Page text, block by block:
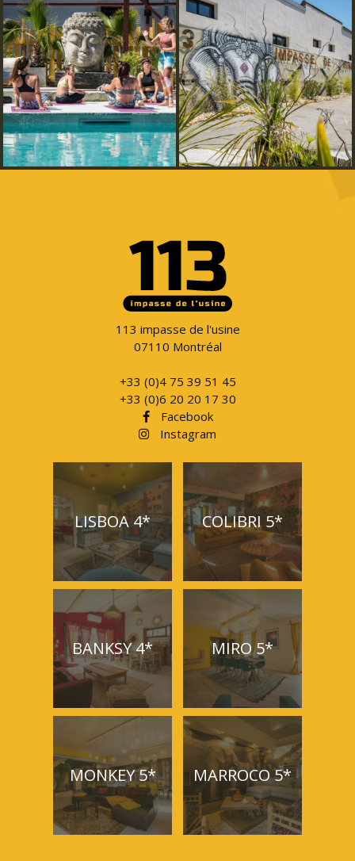
113 impasse de l'usine
07110 Montréal
+33 (0)4 75 39 51 45
+33 (0)6 20 20 17 30
Facebook
Instagram
LISBOA 4* COLIBRI 5*
BANKSY 4* MIRO 5*
MONKEY 5* MARROCO 5*